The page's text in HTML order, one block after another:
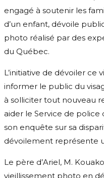
engagé à soutenir les
d’un enfant, dévoile
photo réalisé par des
du Québec.
L’initiative de dévoiler ce
informer le public du
à solliciter tout nouveau
aider le Service de police
son enquête sur sa
dévoilement représente
Le père d’Ariel, M.
vieillissement photo en